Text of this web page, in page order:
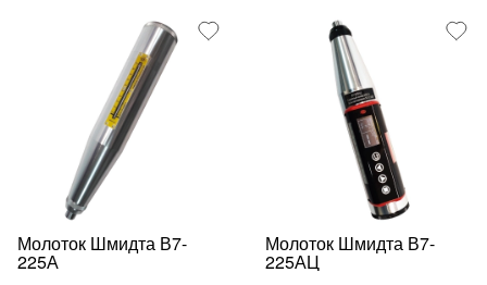
Молоток Шмидта В7-
225А
Молоток Шмидта В7-
225АЦ